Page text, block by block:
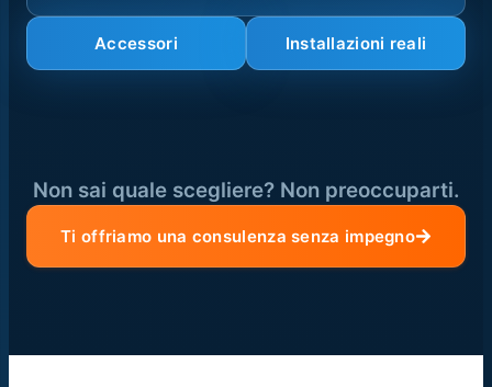
Accessori Installazioni reali
Non sai quale scegliere? Non preoccuparti.
Ti offriamo una consulenza senza impegno